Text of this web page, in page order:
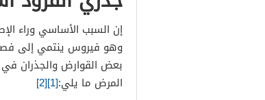
إن السبب الأساسي وراء
وهو فيروس ينتمي إلى
بعض القوارض والجذران في
المرض ما يلي:[1]
[2]